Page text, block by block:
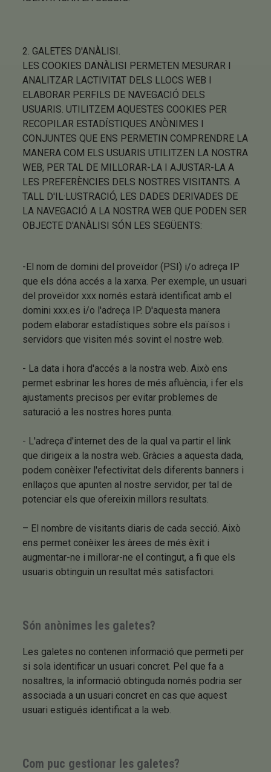
2. GALETES D'ANÀLISI.
LES COOKIES DANÀLISI PERMETEN MESURAR I
ANALITZAR LACTIVITAT DELS LLOCS WEB I
ELABORAR PERFILS DE NAVEGACIÓ DELS
USUARIS. UTILITZEM AQUESTES COOKIES PER
RECOPILAR ESTADÍSTIQUES ANÒNIMES I
CONJUNTES QUE ENS PERMETIN COMPRENDRE LA
MANERA COM ELS USUARIS UTILITZEN LA NOSTRA
WEB, PER TAL DE MILLORAR-LA I AJUSTAR-LA A
LES PREFERÈNCIES DELS NOSTRES VISITANTS. A
TALL D'IL·LUSTRACIÓ, LES DADES DERIVADES DE
LA NAVEGACIÓ A LA NOSTRA WEB QUE PODEN SER
OBJECTE D'ANÀLISI SÓN LES SEGÜENTS:
-El nom de domini del proveïdor (PSI) i/o adreça IP
que els dóna accés a la xarxa. Per exemple, un usuari
del proveïdor xxx només estarà identificat amb el
domini xxx.es i/o l'adreça IP. D'aquesta manera
podem elaborar estadístiques sobre els països i
servidors que visiten més sovint el nostre web.
- La data i hora d'accés a la nostra web. Això ens
permet esbrinar les hores de més afluència, i fer els
ajustaments precisos per evitar problemes de
saturació a les nostres hores punta.
- L'adreça d'internet des de la qual va partir el link
que dirigeix ​​a la nostra web. Gràcies a aquesta dada,
podem conèixer l'efectivitat dels diferents banners i
enllaços que apunten al nostre servidor, per tal de
potenciar els que ofereixin millors resultats.
– El nombre de visitants diaris de cada secció. Això
ens permet conèixer les àrees de més èxit i
augmentar-ne i millorar-ne el contingut, a fi que els
usuaris obtinguin un resultat més satisfactori.
Són anònimes les galetes?
Les galetes no contenen informació que permeti per
si sola identificar un usuari concret. Pel que fa a
nosaltres, la informació obtinguda només podria ser
associada a un usuari concret en cas que aquest
usuari estigués identificat a la web.
Com puc gestionar les galetes?